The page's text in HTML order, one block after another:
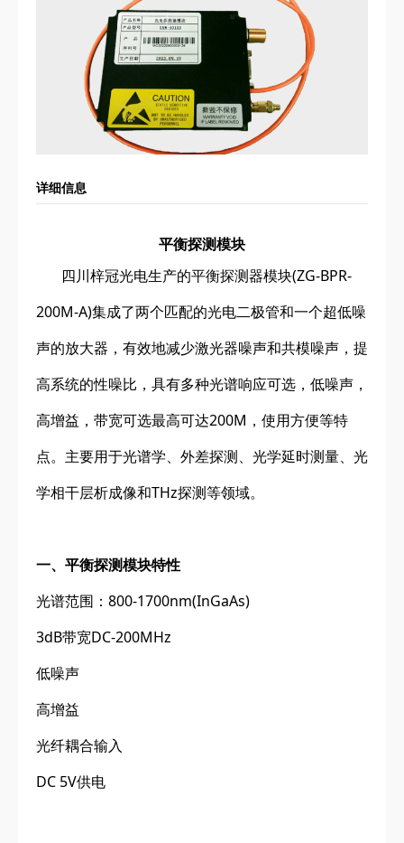
详细信息
平衡探测模块
四川梓冠光电生产的平衡探测器模块(ZG-BPR-
200M-A)集成了两个匹配的光电二极管和一个超低噪
声的放大器，有效地减少激光器噪声和共模噪声，提
高系统的性噪比，具有多种光谱响应可选，低噪声，
高增益，带宽可选最高可达200M，使用方便等特
点。主要用于光谱学、外差探测、光学延时测量、光
学相干层析成像和THz探测等领域。
一、平衡探测模块特性
光谱范围：800-1700nm(InGaAs)
3dB带宽DC-200MHz
低噪声
高增益
光纤耦合输入
DC 5V供电